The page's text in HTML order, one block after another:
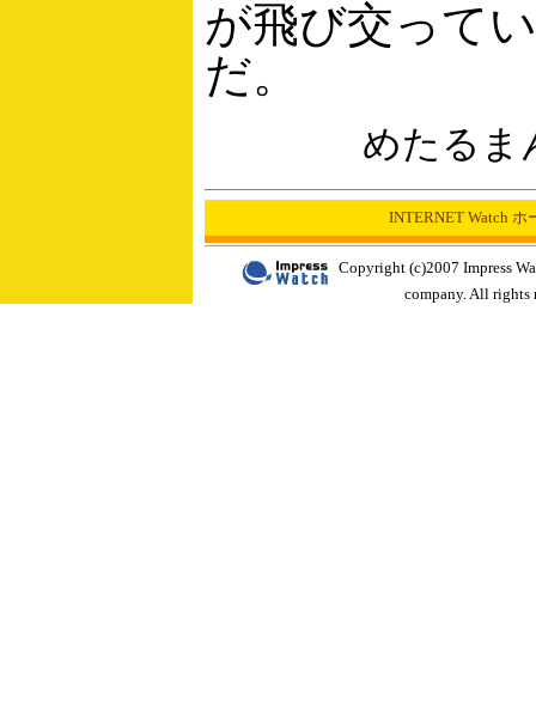
が飛び交って
だ。
めたるま
INTERNET Watch ホ
Copyright (c)2007 Impress
company. All rights